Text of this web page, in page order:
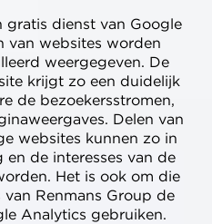
gratis dienst van Google
van websites worden
weergegeven. De
krijgt zo een duidelijk
de bezoekersstromen,
Delen van
websites kunnen zo in
de interesses van de
Het is ook om die
Renmans Group de
Analytics gebruiken.